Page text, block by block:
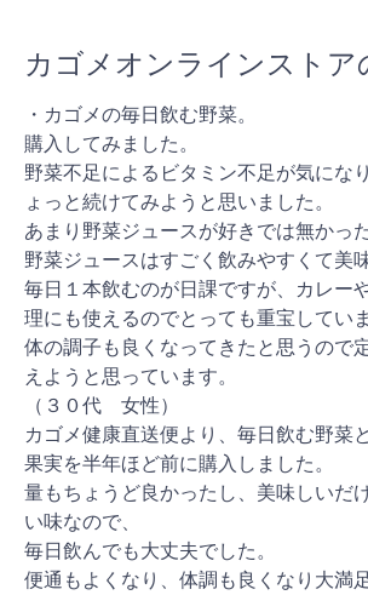
カゴメオンラインストア
・カゴメの毎日飲む野菜。
購入してみました。
野菜不足によるビタミン不足が気にな
ょっと続けてみようと思いました。
あまり野菜ジュースが好きでは無かっ
野菜ジュースはすごく飲みやすくて美
毎日１本飲むのが日課ですが、カレー
理にも使えるのでとっても重宝していま
体の調子も良くなってきたと思うので
えようと思っています。
（３０代 女性）
カゴメ健康直送便より、毎日飲む野菜
果実を半年ほど前に購入しました。
量もちょうど良かったし、美味しいだ
い味なので、
毎日飲んでも大丈夫でした。
便通もよくなり、体調も良くなり大満足